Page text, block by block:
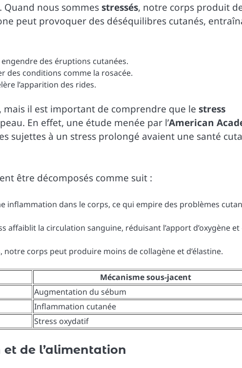
nous sommesstressés, notre corps produit
peut provoquer des déséquilibres cutanés,
des éruptions cutanées.
des conditions comme la rosacée.
l’apparition des rides.
il est important de comprendre que le stress
En effet, une étude menée par l’American
sujettes à un stress prolongé avaient une santé
être décomposés comme suit :
inflammation dans le corps, ce qui empire des problèmes
affaiblit la circulation sanguine, réduisant l’apport d’oxygène et
notre corps peut produire moins de collagène et d’élastine.
Mécanisme sous-jacent
Augmentation du sébum
Inflammation cutanée
Stress oxydatif
et de l’alimentation